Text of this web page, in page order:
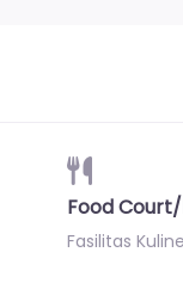
Food
Fasilitas